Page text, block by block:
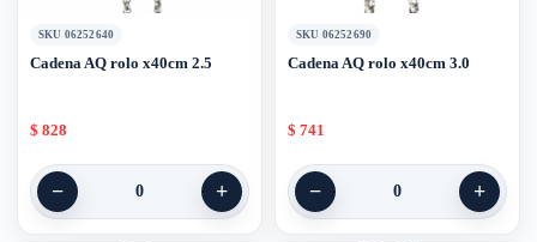
SKU 06252640
Cadena AQ rolo x40cm 2.5
$ 828
− 0 +
SKU 06252690
Cadena AQ rolo x40cm 3.0
$ 741
− 0 +